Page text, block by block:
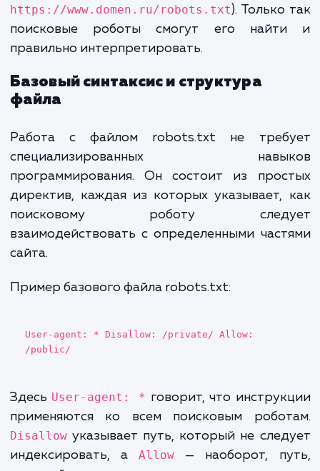
пропустить, а какие — индексировать.
Создание файла
robots.txt
Где файл должен располагаться?
Файл robots.txt должен быть
корневой директории вашего сайта
https://www.domen.ru/robots.txt
правильно интерпретировать.
файла
специализированных
программирования. Он состоит из
директив, каждая из которых указывает,